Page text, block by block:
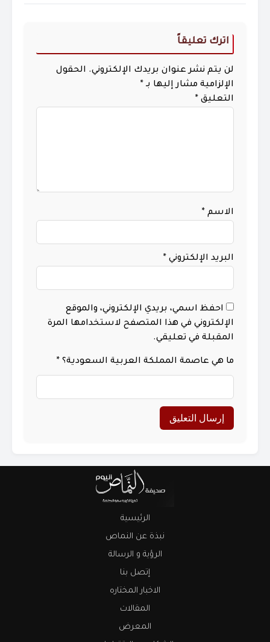
اترك تعليقاً
لن يتم نشر عنوان بريدك الإلكتروني. الحقول
الإلزامية مشار إليها بـ *
التعليق *
الاسم *
البريد الإلكتروني *
احفظ اسمي، بريدي الإلكتروني، والموقع
الإلكتروني في هذا المتصفح لاستخدامها المرة
المقبلة في تعليقي.
ما هي عاصمة المملكة العربية السعودية؟ *
الرئيسية
نبذة عن النماص
الرؤية و الرسالة
إتصل بنا
الاخبار المختاره
المقالات
المعرض